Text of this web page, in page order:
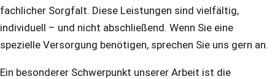
fachlicher Sorgfalt. Diese Leistungen sind vielfältig,
individuell – und nicht abschließend. Wenn Sie eine
spezielle Versorgung benötigen, sprechen Sie uns gern an.
Ein besonderer Schwerpunkt unserer Arbeit ist die